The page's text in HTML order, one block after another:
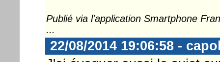
Publié via l'application Smartphone
...
22/08/2014 19:06:58 -